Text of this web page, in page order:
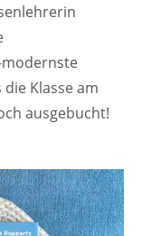
Klasse am
ausgebucht!